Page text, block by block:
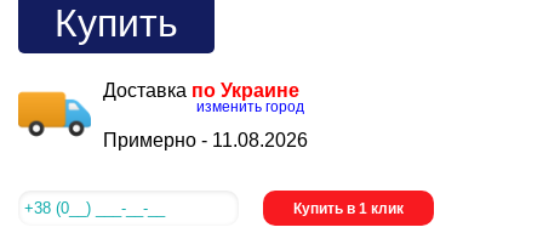
Купить
Доставка по Украине
изменить город
Примерно - 11.08.2026
Купить в 1 клик